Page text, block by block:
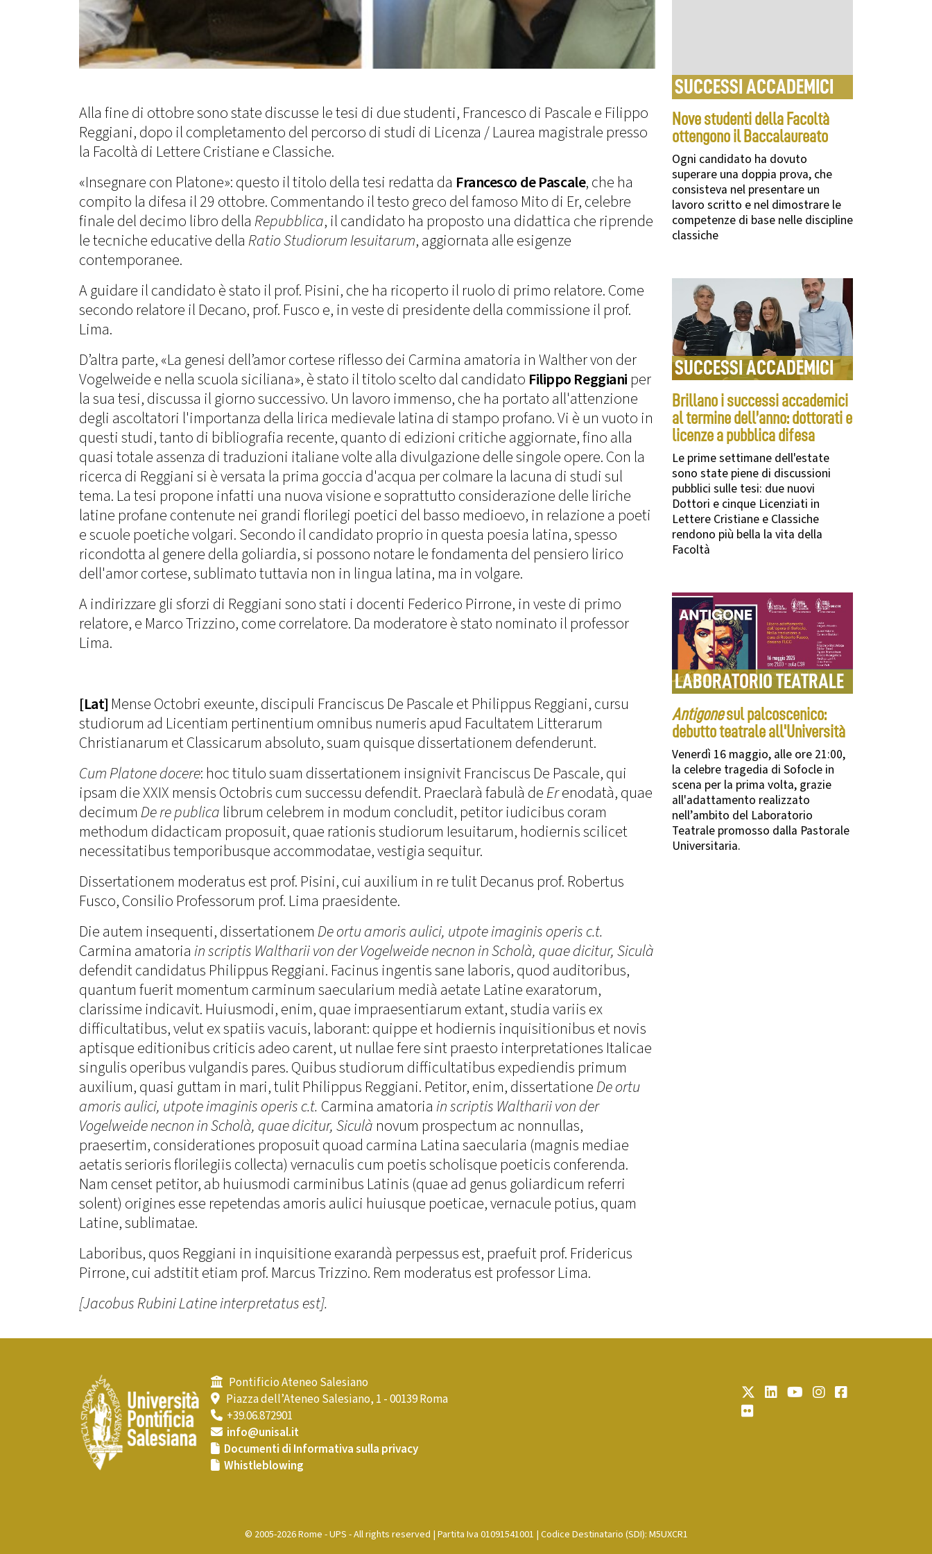
Alla fine di ottobre sono state discusse le tesi di due studenti, Francesco di Pascale e Filippo
Reggiani, dopo il completamento del percorso di studi di Licenza / Laurea magistrale presso
la Facoltà di Lettere Cristiane e Classiche.
«Insegnare con Platone»: questo il titolo della tesi redatta da Francesco de Pascale, che ha
compito la difesa il 29 ottobre. Commentando il testo greco del famoso Mito di Er, celebre
finale del decimo libro della Repubblica, il candidato ha proposto una didattica che riprende
le tecniche educative della Ratio Studiorum Iesuitarum, aggiornata alle esigenze
contemporanee.
A guidare il candidato è stato il prof. Pisini, che ha ricoperto il ruolo di primo relatore. Come
secondo relatore il Decano, prof. Fusco e, in veste di presidente della commissione il prof.
Lima.
D’altra parte, «La genesi dell’amor cortese riflesso dei Carmina amatoria in Walther von der
Vogelweide e nella scuola siciliana», è stato il titolo scelto dal candidato Filippo Reggiani per
la sua tesi, discussa il giorno successivo. Un lavoro immenso, che ha portato all'attenzione
degli ascoltatori l'importanza della lirica medievale latina di stampo profano. Vi è un vuoto in
questi studi, tanto di bibliografia recente, quanto di edizioni critiche aggiornate, fino alla
quasi totale assenza di traduzioni italiane volte alla divulgazione delle singole opere. Con la
ricerca di Reggiani si è versata la prima goccia d'acqua per colmare la lacuna di studi sul
tema. La tesi propone infatti una nuova visione e soprattutto considerazione delle liriche
latine profane contenute nei grandi florilegi poetici del basso medioevo, in relazione a poeti
e scuole poetiche volgari. Secondo il candidato proprio in questa poesia latina, spesso
ricondotta al genere della goliardia, si possono notare le fondamenta del pensiero lirico
dell'amor cortese, sublimato tuttavia non in lingua latina, ma in volgare.
A indirizzare gli sforzi di Reggiani sono stati i docenti Federico Pirrone, in veste di primo
relatore, e Marco Trizzino, come correlatore. Da moderatore è stato nominato il professor
Lima.
[Lat] Mense Octobri exeunte, discipuli Franciscus De Pascale et Philippus Reggiani, cursu
studiorum ad Licentiam pertinentium omnibus numeris apud Facultatem Litterarum
Christianarum et Classicarum absoluto, suam quisque dissertationem defenderunt.
Cum Platone docere: hoc titulo suam dissertationem insignivit Franciscus De Pascale, qui
ipsam die XXIX mensis Octobris cum successu defendit. Praeclarà fabulà deErenodatà, quae
decimum De re publica librum celebrem in modum concludit, petitor iudicibus coram
methodum didacticam proposuit, quae rationis studiorum Iesuitarum, hodiernis scilicet
necessitatibus temporibusque accommodatae, vestigia sequitur.
Dissertationem moderatus est prof. Pisini, cui auxilium in re tulit Decanus prof. Robertus
Fusco, Consilio Professorum prof. Lima praesidente.
Die autem insequenti, dissertationem De ortu amoris aulici, utpote imaginis operis c.t.
Carmina amatoria in scriptis Waltharii von der Vogelweide necnon in Scholà, quae dicitur, Siculà
defendit candidatus Philippus Reggiani. Facinus ingentis sane laboris, quod auditoribus,
quantum fuerit momentum carminum saecularium medià aetate Latine exaratorum,
clarissime indicavit. Huiusmodi, enim, quae impraesentiarum extant, studia variis ex
difficultatibus, velut ex spatiis vacuis, laborant: quippe et hodiernis inquisitionibus et novis
aptisque editionibus criticis adeo carent, ut nullae fere sint praesto interpretationes Italicae
singulis operibus vulgandis pares. Quibus studiorum difficultatibus expediendis primum
auxilium, quasi guttam in mari, tulit Philippus Reggiani. Petitor, enim, dissertationeDe ortu
amoris aulici, utpote imaginis operis c.t. Carmina amatoria in scriptis Waltharii von der
Vogelweide necnon in Scholà, quae dicitur, Siculà novum prospectum ac nonnullas,
praesertim, considerationes proposuit quoad carmina Latina saecularia (magnis mediae
aetatis serioris florilegiis collecta) vernaculis cum poetis scholisque poeticis conferenda.
Nam censet petitor, ab huiusmodi carminibus Latinis (quae ad genus goliardicum referri
solent) origines esse repetendas amoris aulici huiusque poeticae, vernacule potius, quam
Latine, sublimatae.
Laboribus, quos Reggiani in inquisitione exarandà perpessus est, praefuit prof. Fridericus
Pirrone, cui adstitit etiam prof. Marcus Trizzino. Rem moderatus est professor Lima.
[Jacobus Rubini Latine interpretatus est].
SUCCESSI ACCADEMICI
Nove studenti della Facoltà
ottengono il Baccalaureato
Ogni candidato ha dovuto
superare una doppia prova, che
consisteva nel presentare un
lavoro scritto e nel dimostrare le
competenze di base nelle discipline
classiche
SUCCESSI ACCADEMICI
Brillano i successi accademici
al termine dell’anno: dottorati e
licenze a pubblica difesa
Le prime settimane dell'estate
sono state piene di discussioni
pubblici sulle tesi: due nuovi
Dottori e cinque Licenziati in
Lettere Cristiane e Classiche
rendono più bella la vita della
Facoltà
LABORATORIO TEATRALE
Antigonesul palcoscenico:
debutto teatrale all'Università
Venerdì 16 maggio, alle ore 21:00,
la celebre tragedia di Sofocle in
scena per la prima volta, grazie
all'adattamento realizzato
nell’ambito del Laboratorio
Teatrale promosso dalla Pastorale
Universitaria.
Pontificio Ateneo Salesiano
Piazza dell’Ateneo Salesiano, 1 - 00139 Roma
+39.06.872901
info@unisal.it
Documenti di Informativa sulla privacy
Whistleblowing
© 2005-2026 Rome - UPS - All rights reserved | Partita Iva 01091541001 | Codice Destinatario (SDI): M5UXCR1